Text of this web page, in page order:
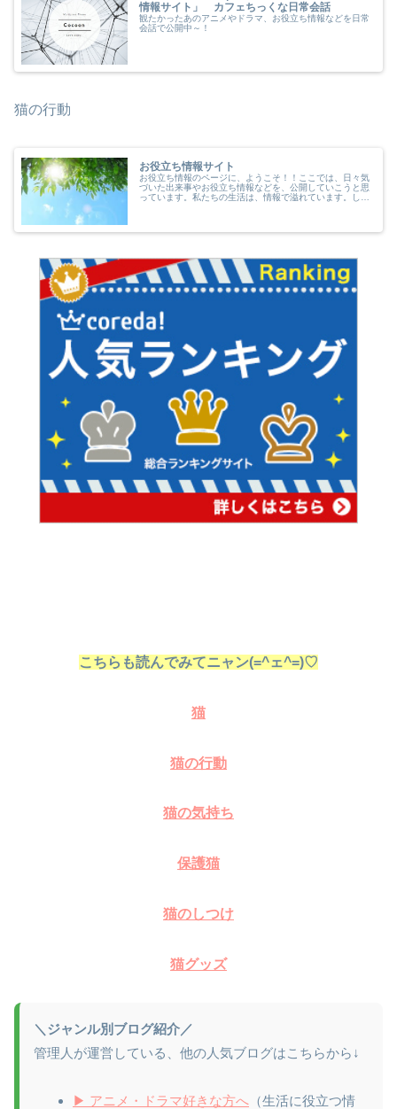
情報サイト」 カフェちっくな日常会話
観たかったあのアニメやドラマ、お役立ち情報などを日常
会話で公開中～！
猫の行動
お役立ち情報サイト
お役立ち情報のページに、ようこそ！！ここでは、日々気
づいた出来事やお役立ち情報などを、公開していこうと思
っています。私たちの生活は、情報で溢れています。しか
こちらも読んでみてニャン(=^ェ^=)♡
猫
猫の行動
猫の気持ち
保護猫
猫のしつけ
猫グッズ
＼ジャンル別ブログ紹介／
管理人が運営している、他の人気ブログはこちらから↓
▶ アニメ・ドラマ好きな方へ （生活に役立つ情